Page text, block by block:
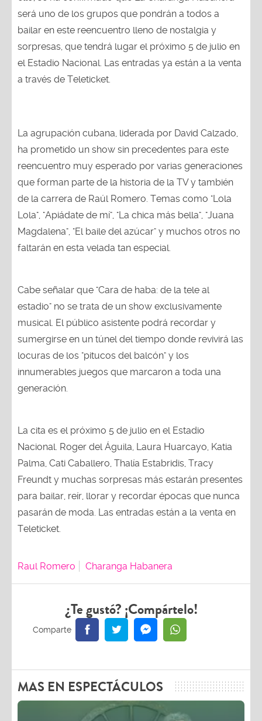
será uno de los grupos que pondrán a todos a
bailar en este reencuentro lleno de nostalgia y
sorpresas, que tendrá lugar el próximo 5 de julio en
el Estadio Nacional. Las entradas ya están a la venta
a través de Teleticket.
La agrupación cubana, liderada por David Calzado,
ha prometido un show sin precedentes para este
reencuentro muy esperado por varias generaciones
que forman parte de la historia de la TV y también
de la carrera de Raúl Romero. Temas como "Lola
Lola", "Apiádate de mí", "La chica más bella", "Juana
Magdalena", "El baile del azúcar" y muchos otros no
faltarán en esta velada tan especial.
Cabe señalar que "Cara de haba: de la tele al
estadio" no se trata de un show exclusivamente
musical. El público asistente podrá recordar y
sumergirse en un túnel del tiempo donde revivirá las
locuras de los "pitucos del balcón" y los
innumerables juegos que marcaron a toda una
generación.
La cita es el próximo 5 de julio en el Estadio
Nacional. Roger del Águila, Laura Huarcayo, Katia
Palma, Cati Caballero, Thalía Estabridis, Tracy
Freundt y muchas sorpresas más estarán presentes
para bailar, reír, llorar y recordar épocas que nunca
pasarán de moda. Las entradas están a la venta en
Teleticket.
Raul Romero Charanga Habanera
¿Te gustó? ¡Compártelo!
MAS EN ESPECTÁCULOS